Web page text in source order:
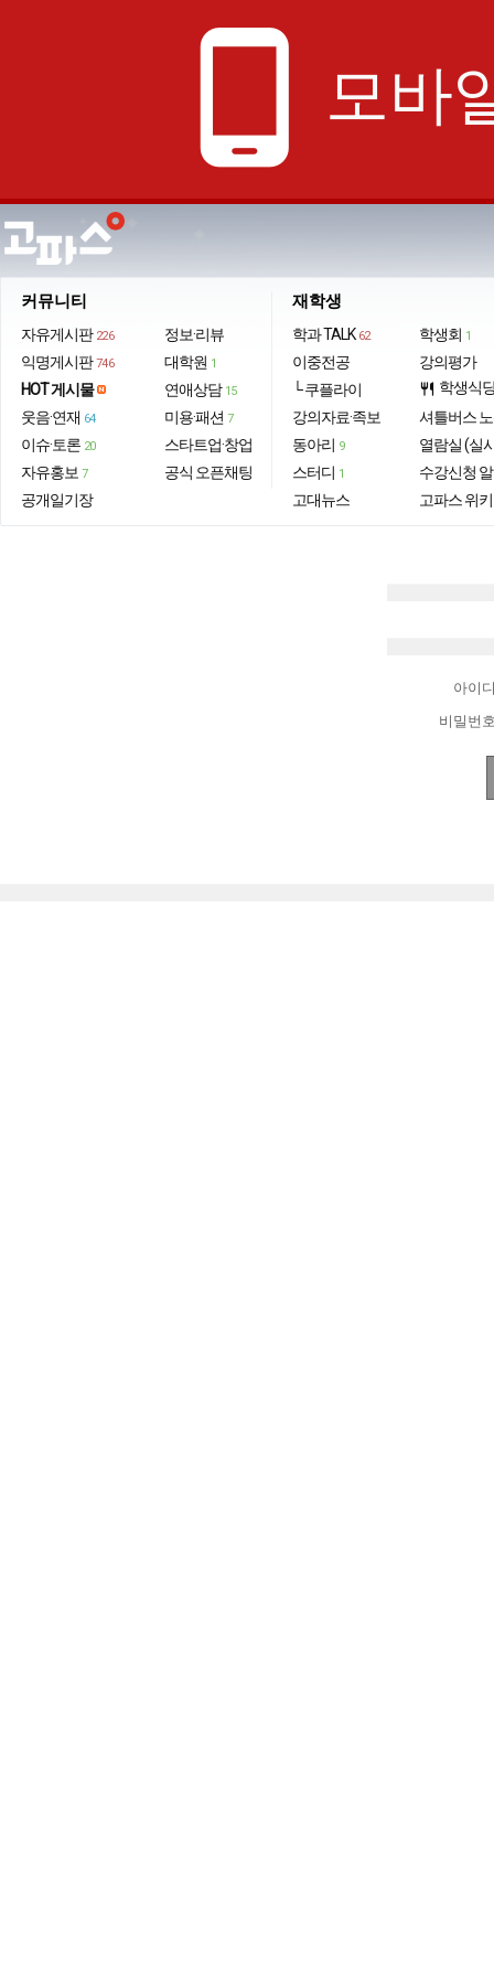
phone_android 모바
커뮤니티
자유게시판 226
익명게시판 746
HOT 게시물
웃음·연재 64
이슈·토론 20
자유홍보 7
공개일기장
정보·리뷰
대학원 1
연애상담 15
미용·패션 7
스타트업·창업
공식 오픈채팅
재학생
학과 TALK 62
이중전공
└ 쿠플라이
강의자료·족보
동아리 9
스터디 1
고대뉴스
학생회 1
강의평가
restaurant 학생식
셔틀버스
열람실 (실
수강신청
고파스 위키
아이
비밀번